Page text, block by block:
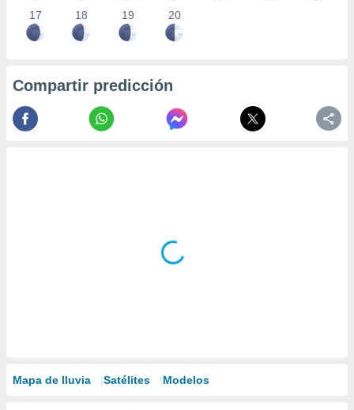
17 18 19 20
Compartir predicción
Mapa de lluvia Satélites Modelos